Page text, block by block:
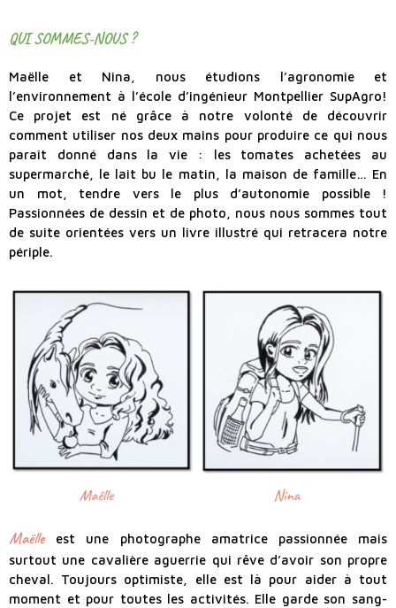
QUI SOMMES-NOUS ?
Maëlle et Nina, nous étudions l’agronomie et
l’environnement à l’école d’ingénieur Montpellier SupAgro!
Ce projet est né grâce à notre volonté de découvrir
comment utiliser nos deux mains pour produire ce qui nous
paraît donné dans la vie : les tomates achetées au
supermarché, le lait bu le matin, la maison de famille… En
un mot, tendre vers le plus d’autonomie possible !
Passionnées de dessin et de photo, nous nous sommes tout
de suite orientées vers un livre illustré qui retracera notre
périple.
Maëlle
est une photographe amatrice passionnée mais
surtout une cavalière aguerrie qui rêve d’avoir son propre
cheval. Toujours optimiste, elle est là pour aider à tout
moment et pour toutes les activités. Elle garde son sang-